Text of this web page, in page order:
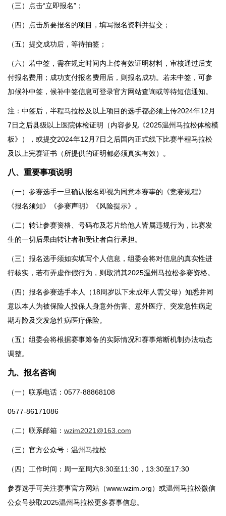
（三）点击“立即报名”；
（四）点击所要报名的项目，填写报名资料并提交；
（五）提交成功后，等待抽签；
（六）若中签，需在规定时间内上传有效证明材料，审核通过后支
付报名费用；成功支付报名费用后，则报名成功。若未中签，可参
加候补中签，候补中签信息可登录官方网站查询或等待短信通知。
注：中签后，半程马拉松及以上项目的选手都必须上传2024年12月
7日之后县级以上医院体检证明（内容参见《2025温州马拉松体检模
板》），或提交2024年12月7日之后国内正式线下比赛半程马拉松
及以上完赛证书（所提供的证明都必须真实有效）。
八、重要事项说明
（一）参赛选手一旦确认报名即视为同意本赛事的《竞赛规程》
《报名须知》《参赛声明》《风险提示》。
（二）转让参赛资格、号码布及芯片给他人皆属违规行为，比赛发
生的一切后果由转让者和受让者自行承担。
（三）报名选手须如实填写个人信息，组委会将对信息的真实性进
行核实，若有弄虚作假行为，则取消其2025温州马拉松参赛资格。
（四）报名参赛选手本人（18周岁以下未成年人需父母）知悉并同
意以本人为被保险人投保人身意外伤害、意外医疗、突发急性病定
期寿险及突发急性病医疗保险。
（五）组委会将根据赛事筹备的实际情况和赛事熔断机制办法动态
调整。
九、报名咨询
（一）联系电话：0577-88868108
0577-86171086
（二）联系邮箱： wzim2021@163.com
（三）官方公众号：温州马拉松
（四）工作时间：周一至周六8:30至11:30，13:30至17:30
参赛选手可关注赛事官方网站（www.wzim.org）或温州马拉松微信
公众号获取2025温州马拉松更多赛事信息。